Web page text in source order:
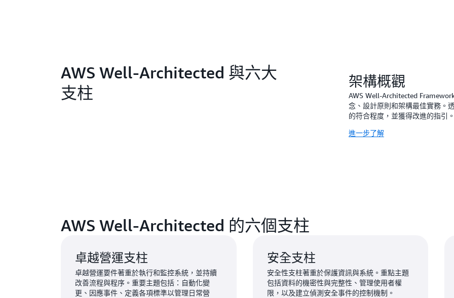
AWS Well-Architected 與六大
支柱
架構概觀
AWS Well-Architected
念、設計原則和架構最佳實務。
的符合程度，並獲得改進的指引
進一步了解
AWS Well-Architected 的六個支柱
卓越營運支柱
卓越營運要件著重於執行和監控系統，並持續
改善流程與程序。重要主題包括：自動化變
更、因應事件、定義各項標準以管理日常營
安全支柱
安全性支柱著重於保護資訊與系統。重點主題
包括資料的機密性與完整性、管理使用者權
限，以及建立偵測安全事件的控制機制。